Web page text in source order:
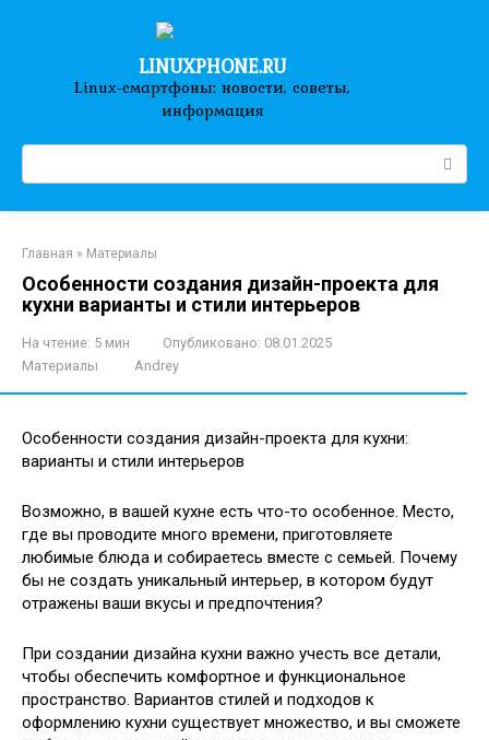
LINUXPHONE.RU
Linux-смартфоны: новости, советы,
информация
Главная » Материалы
Особенности создания дизайн-проекта для
кухни варианты и стили интерьеров
На чтение: 5 мин Опубликовано: 08.01.2025
Материалы
Andrey
Особенности создания дизайн-проекта для кухни:
варианты и стили интерьеров
Возможно, в вашей кухне есть что-то особенное. Место,
где вы проводите много времени, приготовляете
любимые блюда и собираетесь вместе с семьей. Почему
бы не создать уникальный интерьер, в котором будут
отражены ваши вкусы и предпочтения?
При создании дизайна кухни важно учесть все детали,
чтобы обеспечить комфортное и функциональное
пространство. Вариантов стилей и подходов к
оформлению кухни существует множество, и вы сможете